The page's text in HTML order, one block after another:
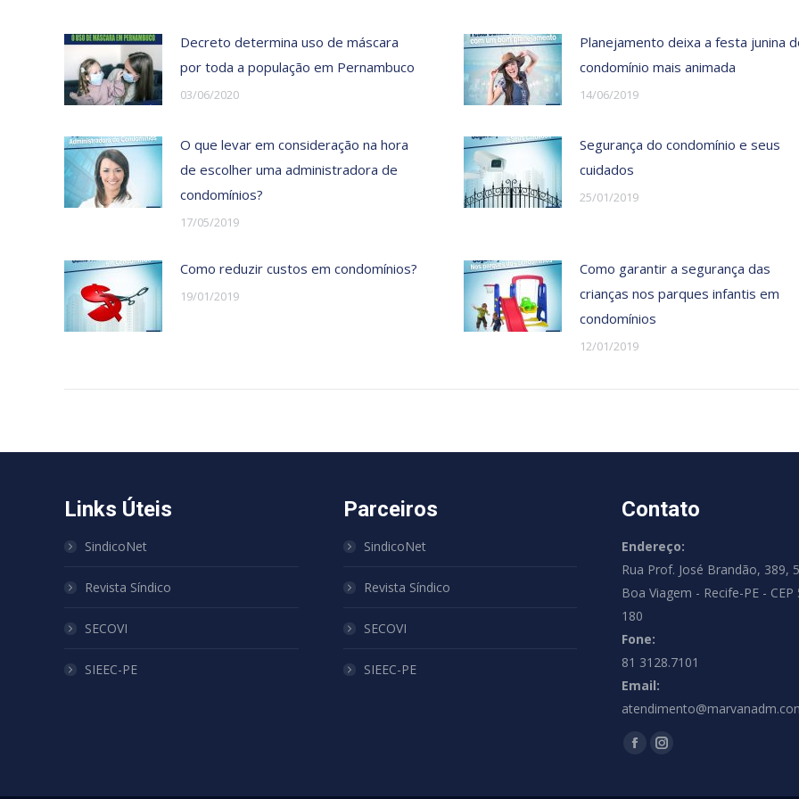
Decreto determina uso de máscara
por toda a população em Pernambuco
03/06/2020
Planejamento deixa a festa junina
condomínio mais animada
14/06/2019
O que levar em consideração na hora
de escolher uma administradora de
condomínios?
17/05/2019
Segurança do condomínio e seus
cuidados
25/01/2019
Como reduzir custos em condomínios?
19/01/2019
Como garantir a segurança das
crianças nos parques infantis em
condomínios
12/01/2019
Links Úteis
SindicoNet
Revista Síndico
SECOVI
SIEEC-PE
Parceiros
SindicoNet
Revista Síndico
SECOVI
SIEEC-PE
Contato
Endereço:
Rua Prof. José Brandão, 389,
Boa Viagem - Recife-PE - CEP
180
Fone:
81 3128.7101
Email:
Encontre-nos em:
FacebookInstagram